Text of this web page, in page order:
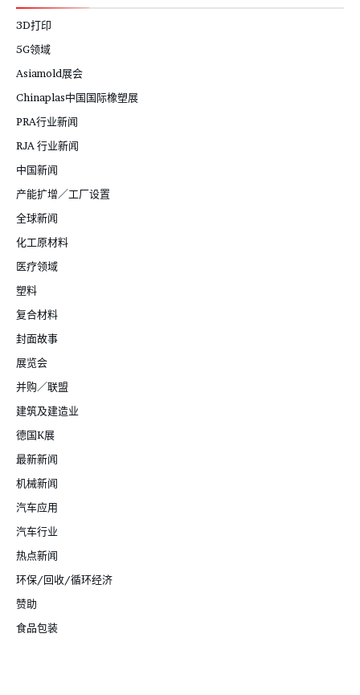
3D打印
5G领域
Asiamold展会
Chinaplas中国国际橡塑展
PRA行业新闻
RJA 行业新闻
中国新闻
产能扩增／工厂设置
全球新闻
化工原材料
医疗领域
塑料
复合材料
封面故事
展览会
并购／联盟
建筑及建造业
德国K展
最新新闻
机械新闻
汽车应用
汽车行业
热点新闻
环保/回收/循环经济
赞助
食品包装